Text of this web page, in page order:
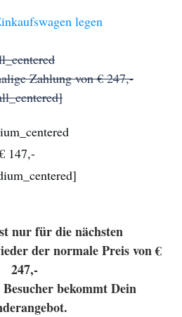
Zahlung von € 247,-
147,-
nur für die nächsten
der normale Preis von €
247,-
bekommt Dein